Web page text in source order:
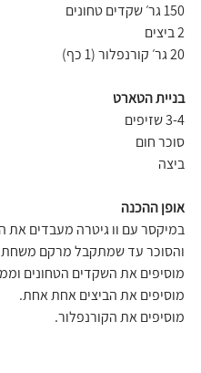
150 גר׳ שקדים טחונים
2 ביצים
20 גר׳ קורנפלור (1 כף)
בניית הטארט
3-4 שזיפים
סוכר חום
ביצה
אופן ההכנה
במיקסר עם וו גיטרה מעבדים את
והסוכר עד שמתקבל מרקם
מוסיפים את השקדים הטחונים
מוסיפים את הביצים אחת אחת.
מוסיפים את הקורנפלור.